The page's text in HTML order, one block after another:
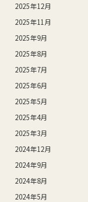
2025年12月
2025年11月
2025年9月
2025年8月
2025年7月
2025年6月
2025年5月
2025年4月
2025年3月
2024年12月
2024年9月
2024年8月
2024年5月